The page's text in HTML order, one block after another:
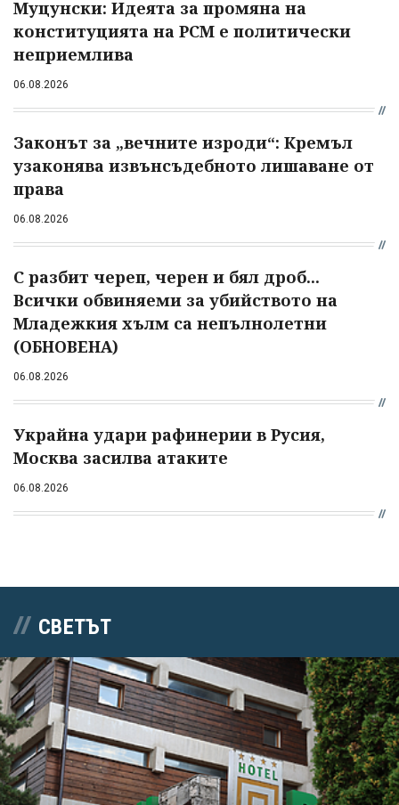
Муцунски: Идеята за промяна на
конституцията на РСМ е политически
неприемлива
06.08.2026
Законът за „вечните изроди“: Кремъл
узаконява извънсъдебното лишаване от
права
06.08.2026
С разбит череп, черен и бял дроб...
Всички обвиняеми за убийството на
Младежкия хълм са непълнолетни
(ОБНОВЕНА)
06.08.2026
Украйна удари рафинерии в Русия,
Москва засилва атаките
06.08.2026
СВЕТЪТ